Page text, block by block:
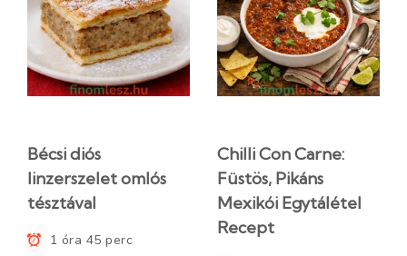
Bécsi diós
linzerszelet omlós
tésztával
1 óra 45 perc
Chilli Con Carne:
Füstös, Pikáns
Mexikói Egytálétel
Recept